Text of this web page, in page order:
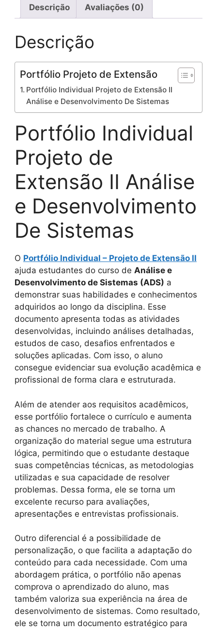
Descrição Avaliações (0)
Descrição
Portfólio Projeto de Extensão
Portfólio Individual Projeto de Extensão II
Análise e Desenvolvimento De Sistemas
Portfólio Individual
Projeto de
Extensão II Análise
e Desenvolvimento
De Sistemas
O Portfólio Individual – Projeto de Extensão II
ajuda estudantes do curso de Análise e
Desenvolvimento de Sistemas (ADS) a
demonstrar suas habilidades e conhecimentos
adquiridos ao longo da disciplina. Esse
documento apresenta todas as atividades
desenvolvidas, incluindo análises detalhadas,
estudos de caso, desafios enfrentados e
soluções aplicadas. Com isso, o aluno
consegue evidenciar sua evolução acadêmica e
profissional de forma clara e estruturada.
Além de atender aos requisitos acadêmicos,
esse portfólio fortalece o currículo e aumenta
as chances no mercado de trabalho. A
organização do material segue uma estrutura
lógica, permitindo que o estudante destaque
suas competências técnicas, as metodologias
utilizadas e sua capacidade de resolver
problemas. Dessa forma, ele se torna um
excelente recurso para avaliações,
apresentações e entrevistas profissionais.
Outro diferencial é a possibilidade de
personalização, o que facilita a adaptação do
conteúdo para cada necessidade. Com uma
abordagem prática, o portfólio não apenas
comprova o aprendizado do aluno, mas
também valoriza sua experiência na área de
desenvolvimento de sistemas. Como resultado,
ele se torna um documento estratégico para